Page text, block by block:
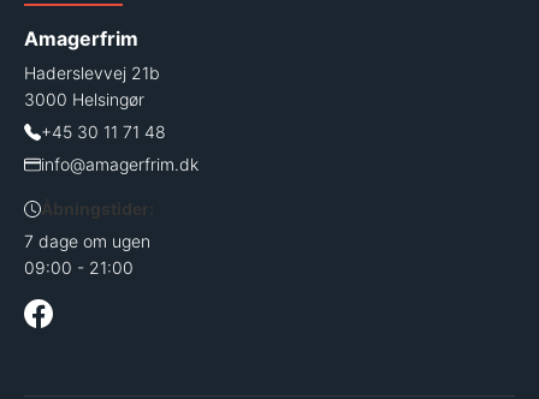
Amagerfrim
Haderslevvej 21b
3000 Helsingør
+45 30 11 71 48
info@amagerfrim.dk
Åbningstider:
7 dage om ugen
09:00 - 21:00